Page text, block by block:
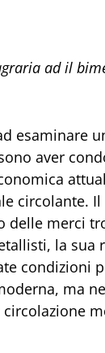
ad il
esaminare
aver
circolante. Il
delle merci
la sua
condizioni
ma